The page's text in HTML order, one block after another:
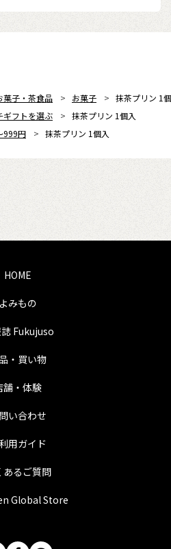
菓子・茶食品 > お菓子 > 抹茶プリン 1
ギフトを選ぶ > 抹茶プリン 1個入
999円 > 抹茶プリン 1個入
HOME
よみもの
Fukujuso
・買い物
舗・体験
い合わせ
用ガイド
あるご質問
Global Store